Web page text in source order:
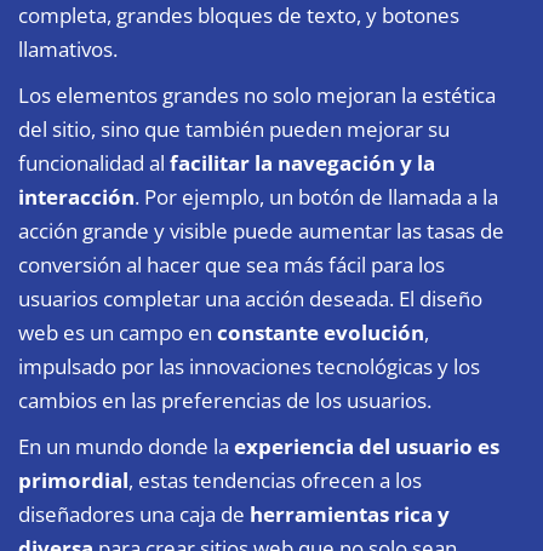
completa, grandes bloques de texto, y botones
llamativos.
Los elementos grandes no solo mejoran la estética
del sitio, sino que también pueden mejorar su
funcionalidad al facilitar la navegación y la
interacción. Por ejemplo, un botón de llamada a la
acción grande y visible puede aumentar las tasas de
conversión al hacer que sea más fácil para los
usuarios completar una acción deseada. El diseño
web es un campo en constante evolución,
impulsado por las innovaciones tecnológicas y los
cambios en las preferencias de los usuarios.
En un mundo donde la experiencia del usuario es
primordial, estas tendencias ofrecen a los
diseñadores una caja de herramientas rica y